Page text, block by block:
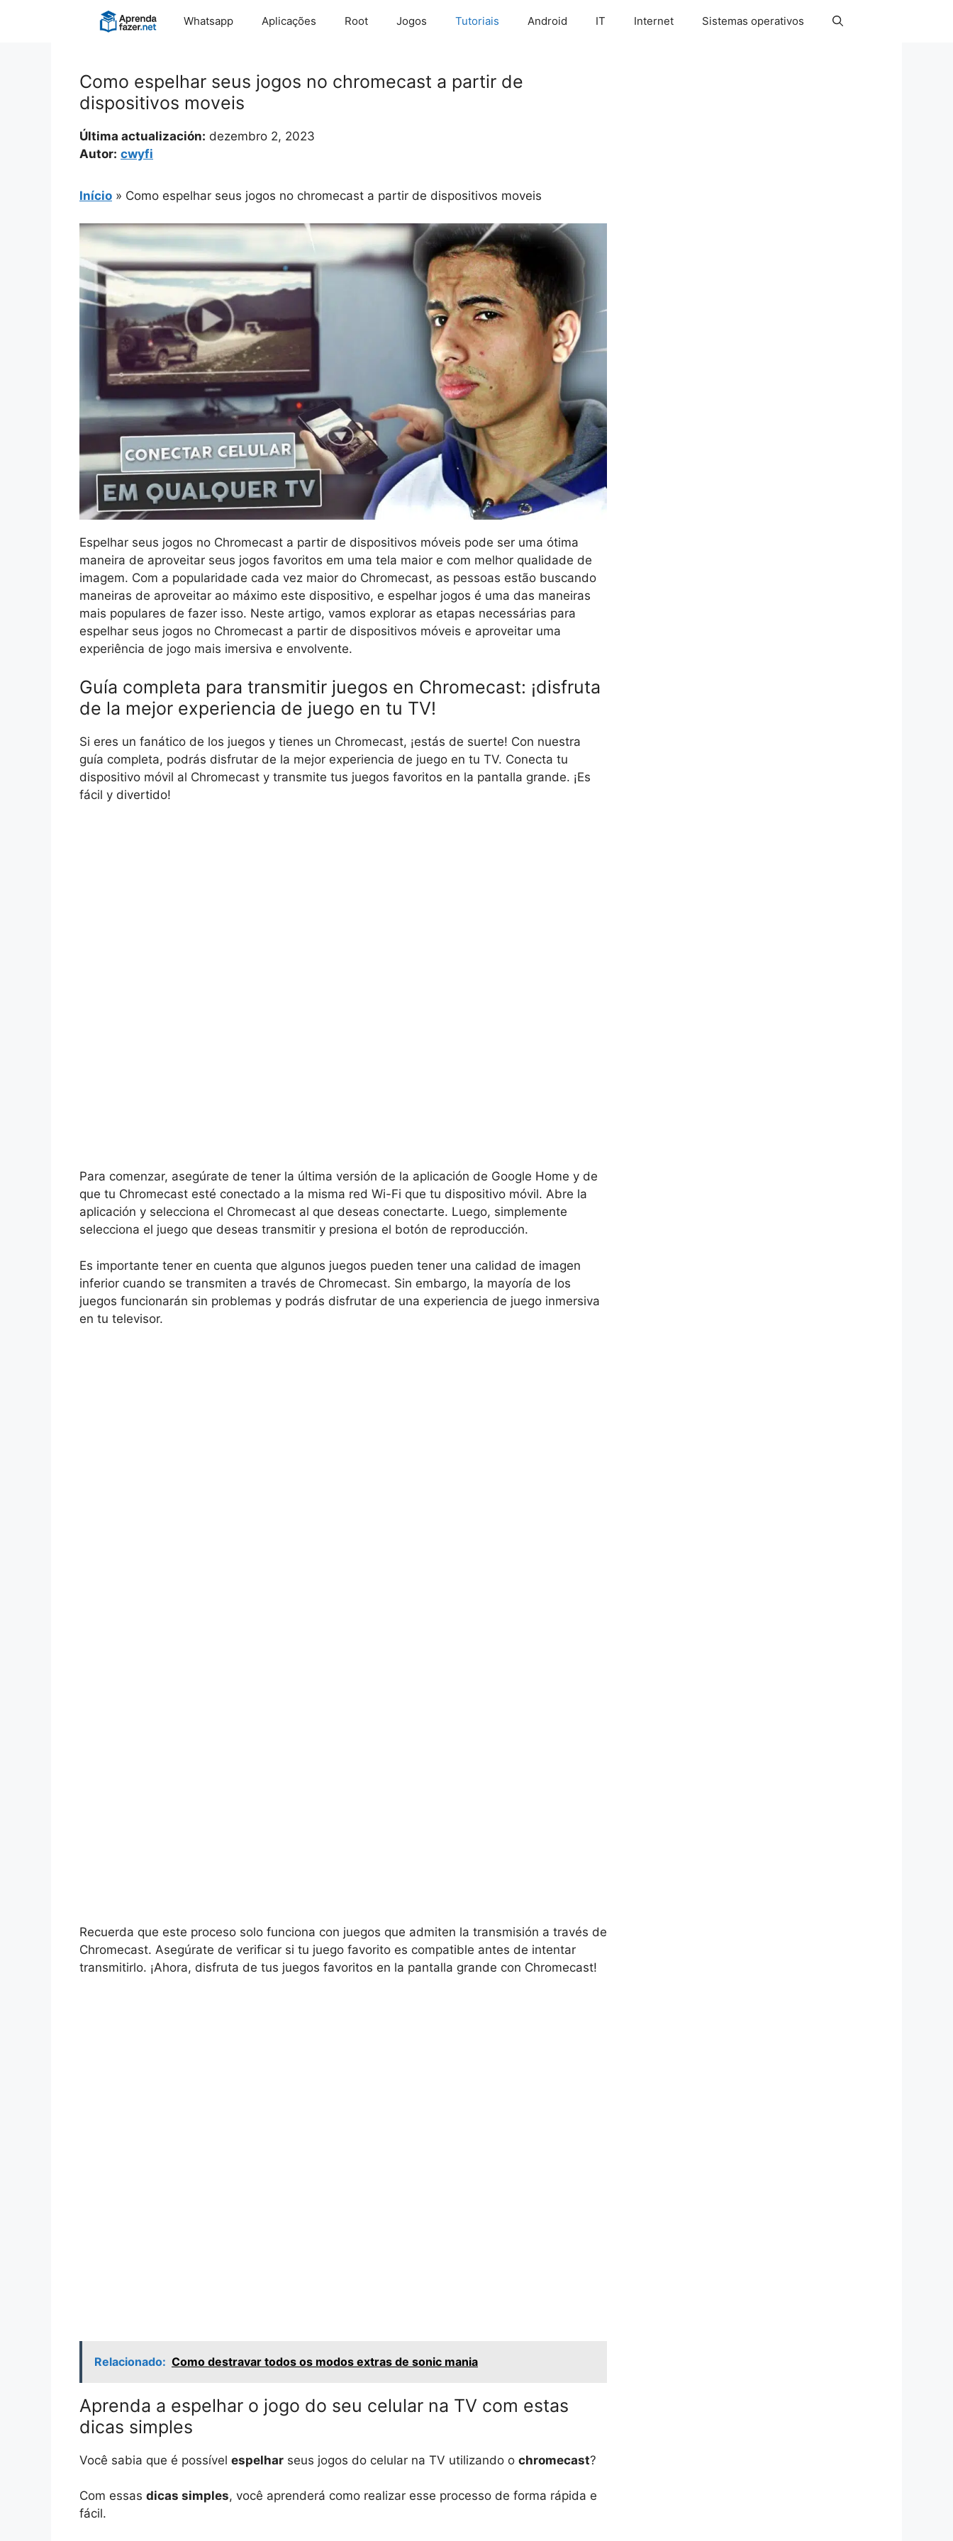
Whatsapp Aplicações Root Jogos Tutoriais Android IT Internet Sistemas operativos
Como espelhar seus jogos no chromecast a partir de
dispositivos moveis
Última actualización: dezembro 2, 2023
Autor: cwyfi
Início » Como espelhar seus jogos no chromecast a partir de dispositivos moveis
Espelhar seus jogos no Chromecast a partir de dispositivos móveis pode ser uma ótima
maneira de aproveitar seus jogos favoritos em uma tela maior e com melhor qualidade de
imagem. Com a popularidade cada vez maior do Chromecast, as pessoas estão buscando
maneiras de aproveitar ao máximo este dispositivo, e espelhar jogos é uma das maneiras
mais populares de fazer isso. Neste artigo, vamos explorar as etapas necessárias para
espelhar seus jogos no Chromecast a partir de dispositivos móveis e aproveitar uma
experiência de jogo mais imersiva e envolvente.
Guía completa para transmitir juegos en Chromecast: ¡disfruta
de la mejor experiencia de juego en tu TV!
Si eres un fanático de los juegos y tienes un Chromecast, ¡estás de suerte! Con nuestra
guía completa, podrás disfrutar de la mejor experiencia de juego en tu TV. Conecta tu
dispositivo móvil al Chromecast y transmite tus juegos favoritos en la pantalla grande. ¡Es
fácil y divertido!
Para comenzar, asegúrate de tener la última versión de la aplicación de Google Home y de
que tu Chromecast esté conectado a la misma red Wi-Fi que tu dispositivo móvil. Abre la
aplicación y selecciona el Chromecast al que deseas conectarte. Luego, simplemente
selecciona el juego que deseas transmitir y presiona el botón de reproducción.
Es importante tener en cuenta que algunos juegos pueden tener una calidad de imagen
inferior cuando se transmiten a través de Chromecast. Sin embargo, la mayoría de los
juegos funcionarán sin problemas y podrás disfrutar de una experiencia de juego inmersiva
en tu televisor.
Recuerda que este proceso solo funciona con juegos que admiten la transmisión a través de
Chromecast. Asegúrate de verificar si tu juego favorito es compatible antes de intentar
transmitirlo. ¡Ahora, disfruta de tus juegos favoritos en la pantalla grande con Chromecast!
Relacionado: Como destravar todos os modos extras de sonic mania
Aprenda a espelhar o jogo do seu celular na TV com estas
dicas simples
Você sabia que é possível espelhar seus jogos do celular na TV utilizando o chromecast?
Com essas dicas simples, você aprenderá como realizar esse processo de forma rápida e
fácil.